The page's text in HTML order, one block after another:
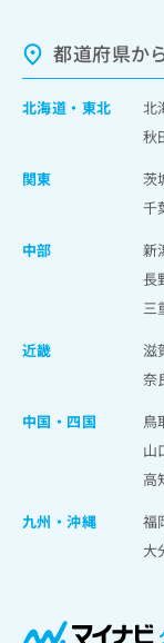
都道府県か
北海道 ・ 東北 北
秋
関東
茨
千
中部
新
長
三
近畿
滋
奈
中国・四国
鳥
山
高
九州・沖縄
福
大